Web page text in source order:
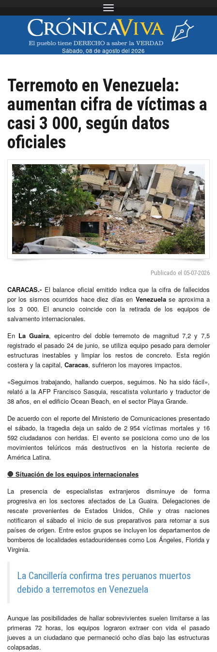
Toggle navigation
Sábado, 08 de agosto del 2026
Terremoto en Venezuela:
aumentan cifra de víctimas a
casi 3 000, según datos
oficiales
Publicado el 05-07-2026
CARACAS.- El balance oficial emitido indica que la cifra de fallecidos
por los sismos ocurridos hace diez días en Venezuelase aproxima a
los 3 000. El anuncio coincide con la retirada de los equipos de
salvamento internacionales.
En La Guaira, epicentro del doble terremoto de magnitud 7,2 y 7,5
registrado el pasado 24 de junio, se utiliza equipo pesado para demoler
estructuras inestables y limpiar los restos de concreto. Esta región
costera y la capital, Caracas, sufrieron los mayores impactos.
«Seguimos trabajando, hallando cuerpos, seguimos. No ha sido fácil»,
relató a la AFP Francisco Sasquia, rescatista voluntario y traductor de
38 años, en el edificio Ocean Beach, en el sector Playa Grande.
De acuerdo con el reporte del Ministerio de Comunicaciones presentado
el sábado, la tragedia deja un saldo de 2 954 víctimas mortales y 16
592 ciudadanos con heridas. El evento se posiciona como uno de los
movimientos telúricos más destructivos en la historia reciente de
América Latina.
🛑 Situación de los equipos internacionales
La presencia de especialistas extranjeros disminuye de forma
progresiva en los sectores afectados de La Guaira. Delegaciones de
rescate provenientes de Estados Unidos, Chile y otras naciones
notificaron el sábado el inicio de sus preparativos para retornar a sus
países de origen. Entre estos grupos se incluyen los departamentos de
bomberos de localidades estadounidenses como Los Ángeles, Florida y
Virginia.
La Cancillería confirma tres peruanos muertos
debido a terremotos en Venezuela
Aunque las posibilidades de hallar sobrevivientes suelen limitarse a las
primeras 72 horas, los equipos lograron extraer con vida el pasado
jueves a un ciudadano que permaneció ocho días bajo las estructuras
colapsadas.